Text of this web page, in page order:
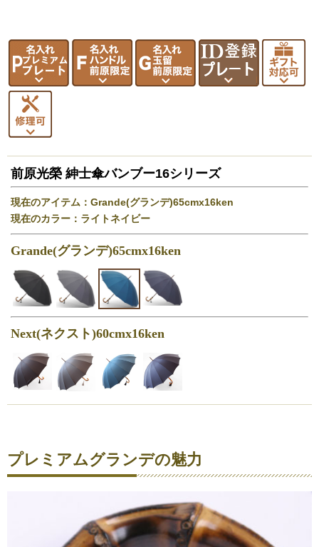
前原光榮 紳士傘バンブー16シリーズ
現在のアイテム：Grande(グランデ)65cmx16ken
現在のカラー：ライトネイビー
Grande(グランデ)65cmx16ken
Next(ネクスト)60cmx16ken
プレミアムグランデの魅力